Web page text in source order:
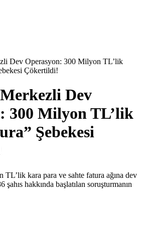
Dev Operasyon: 300 Milyon TL’lik
Çökertildi!
Dev
300 Milyon TL’lik
Şebekesi
TL’lik kara para ve sahte fatura ağına dev
hakkında başlatılan soruşturmanın